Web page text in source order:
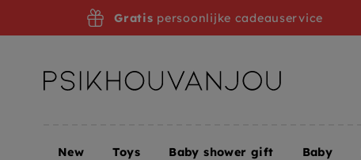
Gratis persoonlijke cadeauservice
New Toys Baby shower gift Baby